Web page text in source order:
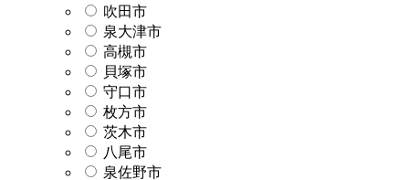
吹田市
泉大津市
高槻市
貝塚市
守口市
枚方市
茨木市
八尾市
泉佐野市